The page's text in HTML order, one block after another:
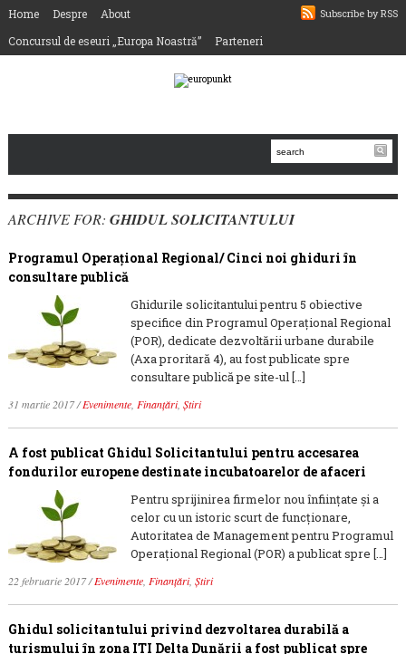
Subscribe by RSS
Home Despre
About
Concursul de eseuri „Europa Noastră”
Parteneri
ARCHIVE FOR: GHIDUL SOLICITANTULUI
Programul Operațional Regional/ Cinci noi ghiduri în
consultare publică
Ghidurile solicitantului pentru 5 obiective
specifice din Programul Operaţional Regional
(POR), dedicate dezvoltării urbane durabile
(Axa proritară 4), au fost publicate spre
consultare publică pe site-ul […]
31 martie 2017/Evenimente, Finanțări, Știri
A fost publicat Ghidul Solicitantului pentru accesarea
fondurilor europene destinate incubatoarelor de afaceri
Pentru sprijinirea firmelor nou înființate și a
celor cu un istoric scurt de funcționare,
Autoritatea de Management pentru Programul
Operaţional Regional (POR) a publicat spre […]
22 februarie 2017/Evenimente, Finanțări, Știri
Ghidul solicitantului privind dezvoltarea durabilă a
turismului în zona ITI Delta Dunării a fost publicat spre